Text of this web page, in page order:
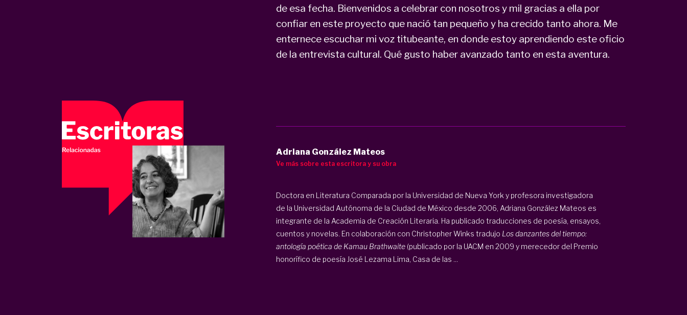
de esa fecha. Bienvenidos a celebrar con nosotros y mil gracias a ella por
confiar en este proyecto que nació tan pequeño y ha crecido tanto ahora. Me
enternece escuchar mi voz titubeante, en donde estoy aprendiendo este oficio
de la entrevista cultural. Qué gusto haber avanzado tanto en esta aventura.
Adriana González Mateos
Ve más sobre esta escritora y su obra
Doctora en Literatura Comparada por la Universidad de Nueva York y profesora investigadora
de la Universidad Autónoma de la Ciudad de México desde 2006, Adriana González Mateos es
integrante de la Academia de Creación Literaria. Ha publicado traducciones de poesía, ensayos,
cuentos y novelas. En colaboración con Christopher Winks tradujo Los danzantes del tiempo:
antología poética de Kamau Brathwaite(publicado por la UACM en 2009 y merecedor del Premio
honorífico de poesía José Lezama Lima, Casa de las ...